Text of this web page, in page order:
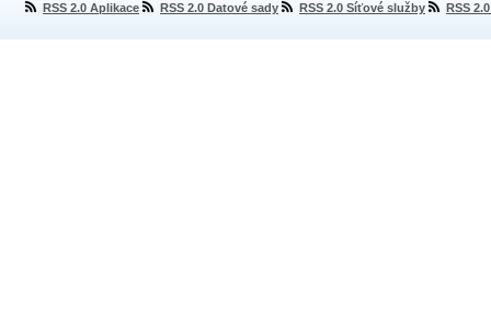
RSS 2.0 Aplikace
RSS 2.0 Datové sady RSS 2.0 Síťové služby RSS